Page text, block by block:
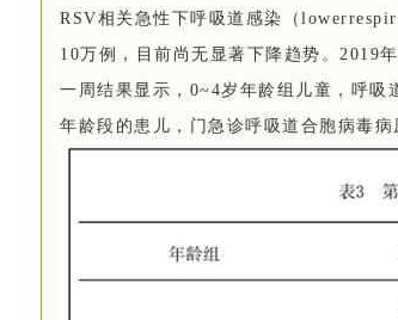
RSV相关急性下呼吸道感染（
10万例，目前尚无显著下降趋势。2019
一周结果显示，0~4岁年龄组儿童，呼吸
年龄段的患儿，门急诊呼吸道合胞病毒病